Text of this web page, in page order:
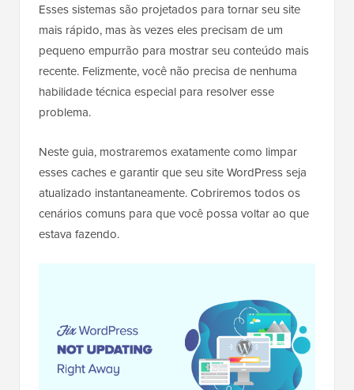
Esses sistemas são projetados para tornar seu site
mais rápido, mas às vezes eles precisam de um
pequeno empurrão para mostrar seu conteúdo mais
recente. Felizmente, você não precisa de nenhuma
habilidade técnica especial para resolver esse
problema.
Neste guia, mostraremos exatamente como limpar
esses caches e garantir que seu site WordPress seja
atualizado instantaneamente. Cobriremos todos os
cenários comuns para que você possa voltar ao que
estava fazendo.